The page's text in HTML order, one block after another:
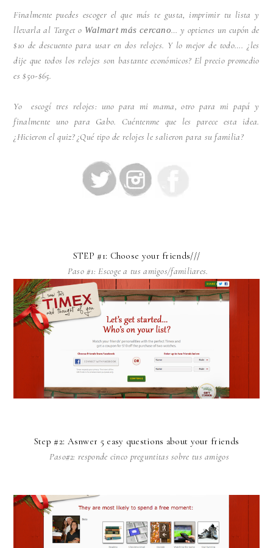
Finalmente puedes escoger el que más te gusta, imprimir tu lista y
llevarla al Target o Walmart más cercano… y optienes un cupón de
$10 de descuento para usar en dos relojes. Y lo mejor de todo…. ¿les
dije que todos los relojes son bastante económicos? El precio promedio
es $50-$65.
Yo escogí tres relojes: uno para mi mama, otro para mi papá y
finalmente uno para Gabo. Cuéntenme que les parece esta idea.
¿Hicieron el quiz? ¿Qué tipo de relojes le salieron para su familia?
STEP #1: Choose your friends///
Paso #1: Escoge a tus amigos/familiares.
Step #2: Asnwer 5 easy questions about your friends
Paso#2: responde cinco preguntitas sobre tus amigos